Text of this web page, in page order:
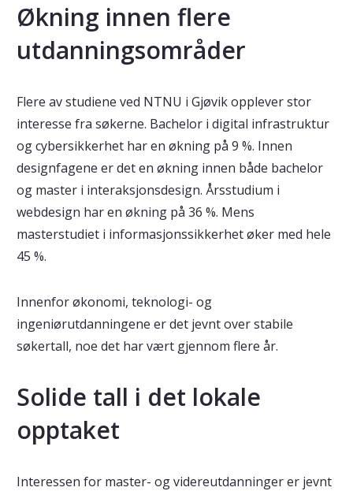
Økning innen flere
utdanningsområder
Flere av studiene ved NTNU i Gjøvik opplever stor
interesse fra søkerne. Bachelor i digital infrastruktur
og cybersikkerhet har en økning på 9 %. Innen
designfagene er det en økning innen både bachelor
og master i interaksjonsdesign. Årsstudium i
webdesign har en økning på 36 %. Mens
masterstudiet i informasjonssikkerhet øker med hele
45 %.
Innenfor økonomi, teknologi- og
ingeniørutdanningene er det jevnt over stabile
søkertall, noe det har vært gjennom flere år.
Solide tall i det lokale
opptaket
Interessen for master- og videreutdanninger er jevnt